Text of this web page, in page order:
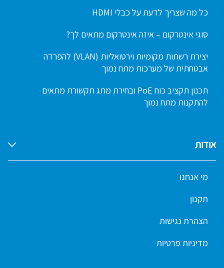
כל מה שצריך לדעת על כבלי HDMI
סוגי אינטרקום – איזה אינטרקום מתאים לך?
יצירת רשתות מקומיות וירטואליות (VLAN) להפרדה
אבטחתית של מערכות מתח נמוך
תכנון תקציב כוח PoE ובחירת מתג תקשורת מתאים
להתקנות מתח נמוך
אודות
מי אנחנו
תקנון
הצהרת נגישות
מדיניות פרטיות